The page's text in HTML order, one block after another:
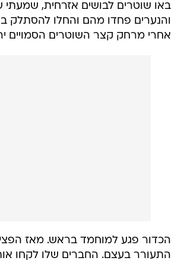
באו שוטרים לבושים אזרחית, שמעתי
והנערים פחדו מהם והחלו להסתלק
אחרי מרחק קצר השוטרים הסמויים
הכדור פגע למוחמד בראש. מאז
התעורר בעצם. החברים שלו לקחו